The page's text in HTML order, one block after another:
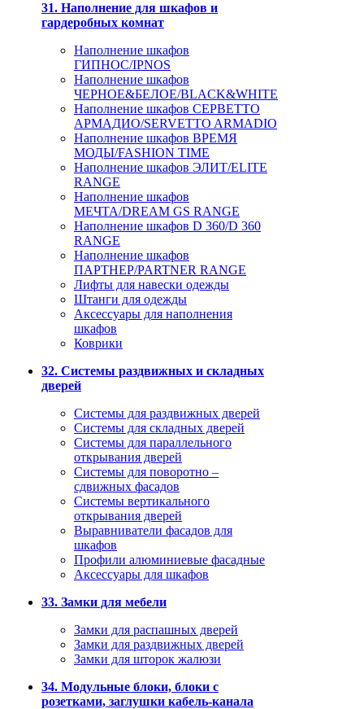
31. Наполнение для шкафов и
гардеробных комнат
Наполнение шкафов
ГИПНОС/IPNOS
Наполнение шкафов
ЧЕРНОЕ&БЕЛОЕ/BLACK&WHITE
Наполнение шкафов СЕРВЕТТО
АРМАДИО/SERVETTO ARMADIO
Наполнение шкафов ВРЕМЯ
МОДЫ/FASHION TIME
Наполнение шкафов ЭЛИТ/ELITE
RANGE
Наполнение шкафов
МЕЧТА/DREAM GS RANGE
Наполнение шкафов D 360/D 360
RANGE
Наполнение шкафов
ПАРТНЕР/PARTNER RANGE
Лифты для навески одежды
Штанги для одежды
Аксессуары для наполнения
шкафов
Коврики
32. Системы раздвижных и складных
дверей
Системы для раздвижных дверей
Системы для складных дверей
Системы для параллельного
открывания дверей
Системы для поворотно –
сдвижных фасадов
Системы вертикального
открывания дверей
Выравниватели фасадов для
шкафов
Профили алюминиевые фасадные
Аксессуары для шкафов
33. Замки для мебели
Замки для распашных дверей
Замки для раздвижных дверей
Замки для шторок жалюзи
34. Модульные блоки, блоки с
розетками, заглушки кабель-канала